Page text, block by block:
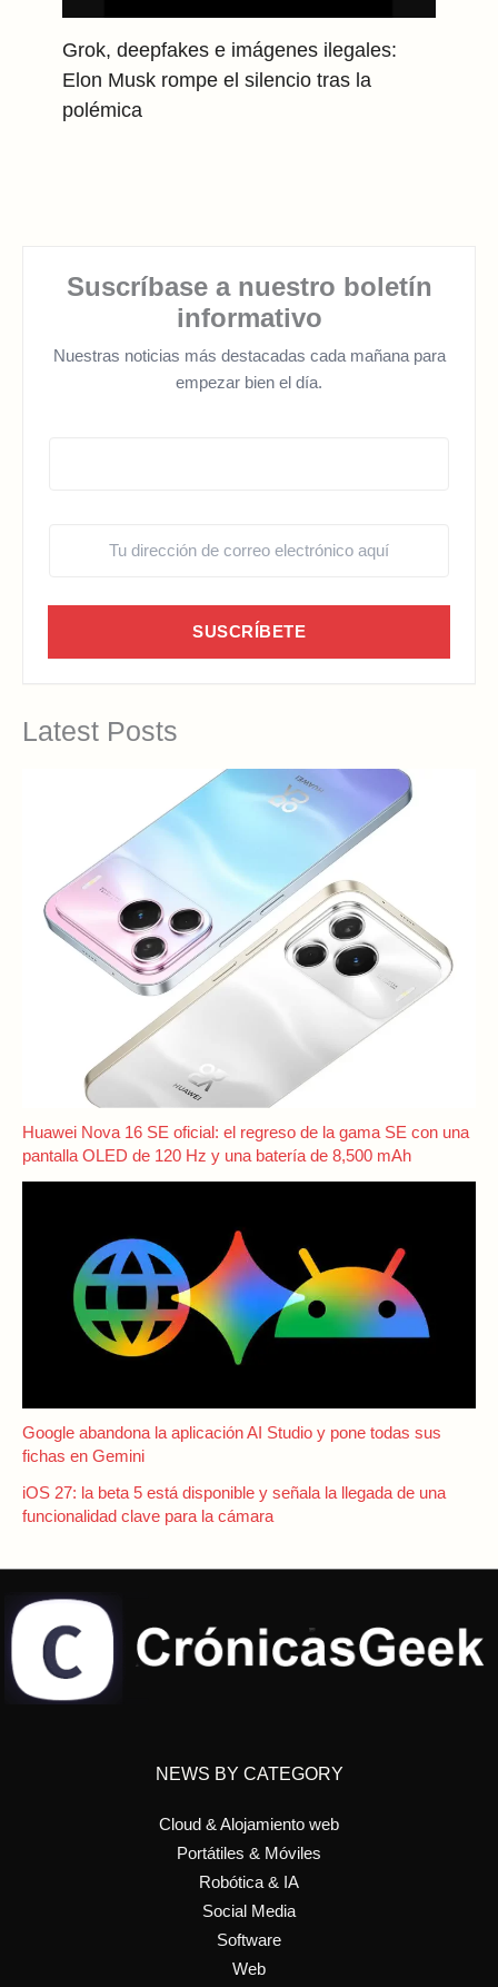
Grok, deepfakes e imágenes ilegales:
Elon Musk rompe el silencio tras la
polémica
Suscríbase a nuestro boletín
informativo
Nuestras noticias más destacadas cada mañana para
empezar bien el día.
SUSCRÍBETE
Latest Posts
Huawei Nova 16 SE oficial: el regreso de la gama SE con una
pantalla OLED de 120 Hz y una batería de 8,500 mAh
Google abandona la aplicación AI Studio y pone todas sus
fichas en Gemini
iOS 27: la beta 5 está disponible y señala la llegada de una
funcionalidad clave para la cámara
NEWS BY CATEGORY
Cloud & Alojamiento web
Portátiles & Móviles
Robótica & IA
Social Media
Software
Web